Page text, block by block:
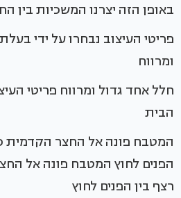
באופן הזה יצרנו המשכיות בין
פריטי העיצוב נבחרו על ידי
ומרווח
חלל אחד גדול ומרווח פריטי
הבית
המטבח פונה אל החצר הקדמית
הפנים לחוץ המטבח פונה אל
רצף בין הפנים לחוץ